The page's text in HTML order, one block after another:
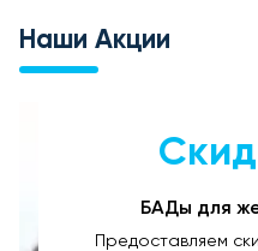
Наши Акции
БАДы для
Предоставляем